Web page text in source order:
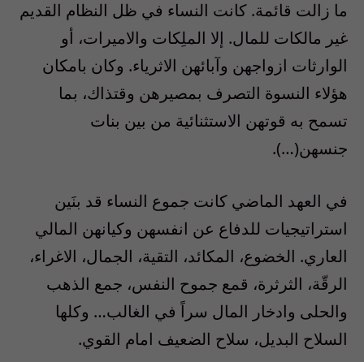
ما زالت قائمة. كانت النساء في ظل النظام القديم
غير مالكات للمال. إلا الملِكات والاميرات، أو
الوارثات ازواجهن وآبائهن الاثرياء. وكان بامكان
هؤلاء النسوة التصرف بمصيرهن وقتذاك، بما
تسمح به قوتهن الاستثنائية من بين بنات
جنسهن(…).
في العهد الماضي كانت جموع النساء قد بنَين
استراتيجيات للدفاع عن انفسهن وكيانهن المالي
العاري. الخضوع، المكائد، التقية، الجمال، الاغراء،
الرقّة، الثرثرة، قمع جموح النفس، جمع الذهب
والحلى وادخار المال سراً في الغالب… وكلها
السلاح البديل، سلاح الضعيف امام القوي.